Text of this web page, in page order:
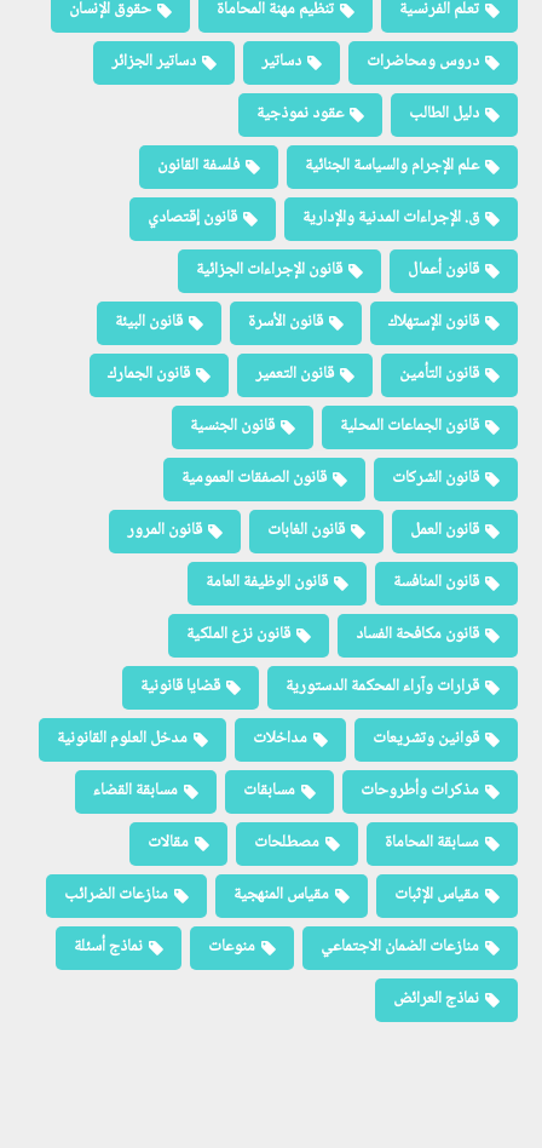
تعلم الفرنسية تنظيم مهنة المحاماة
حقوق الإنسان
دروس ومحاضرات
دساتير
دساتير الجزائر
دليل الطالب
عقود نموذجية
علم الإجرام والسياسة الجنائية
فلسفة القانون
ق. الإجراءات المدنية والإدارية
قانون إقتصادي
قانون أعمال
قانون الإجراءات الجزائية
قانون الإستهلاك
قانون الأسرة
قانون البيئة
قانون التأمين
قانون التعمير
قانون الجمارك
قانون الجماعات المحلية
قانون الجنسية
قانون الشركات
قانون الصفقات العمومية
قانون العمل
قانون الغابات
قانون المرور
قانون المنافسة
قانون الوظيفة العامة
قانون مكافحة الفساد
قانون نزع الملكية
قرارات وآراء المحكمة الدستورية
قضايا قانونية
قوانين وتشريعات
مداخلات
مدخل العلوم القانونية
مذكرات وأطروحات
مسابقات
مسابقة القضاء
مسابقة المحاماة
مصطلحات
مقالات
مقياس الإثبات
مقياس المنهجية
منازعات الضرائب
منازعات الضمان الاجتماعي
منوعات
نماذج أسئلة
نماذج العرائض